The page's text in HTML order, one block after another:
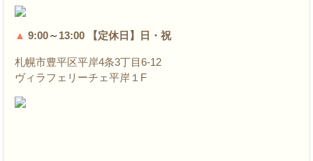
▲ 9:00～13:00 【定休日】日・祝
札幌市豊平区平岸4条3丁目6-12
ヴィラフェリーチェ平岸１F